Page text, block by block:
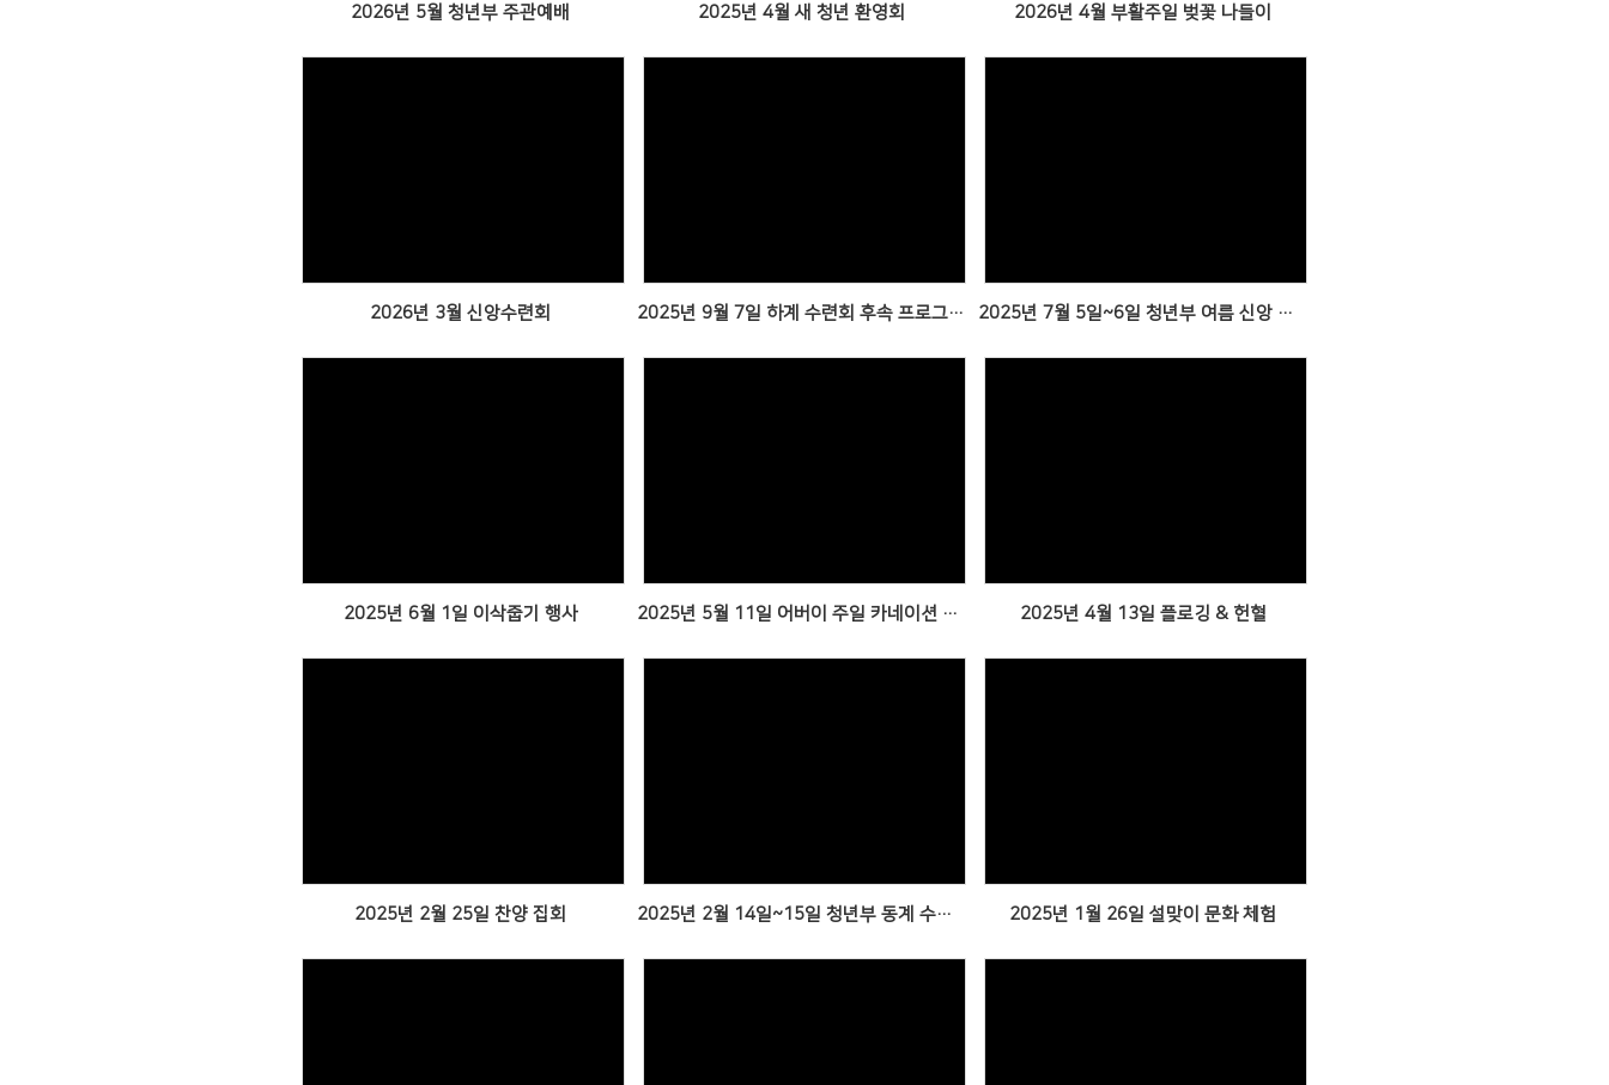
2026년 5월 청년부 주관예배 2025년 4월 새 청년 환영회 2026년 4월 부활주일 벚꽃 나들이
2026년 3월 신앙수련회 2025년 9월 7일 하계 수련회 후속 프로그램 (from 경주) 2025년 7월 5일~6일 청년부 여름 신앙 수련회
2025년 6월 1일 이삭줍기 행사 2025년 5월 11일 어버이 주일 카네이션 행사 & 야외예배 2025년 4월 13일 플로깅 & 헌혈
2025년 2월 25일 찬양 집회 2025년 2월 14일~15일 청년부 동계 수련회 2025년 1월 26일 설맞이 문화 체험